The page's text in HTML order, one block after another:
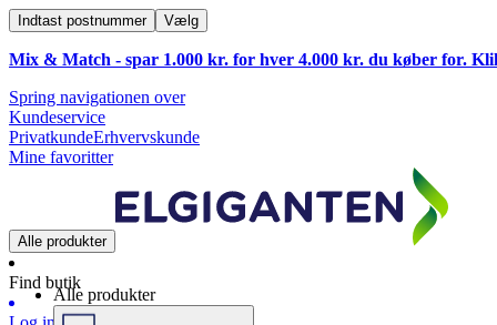
Indtast postnummer Vælg
Mix & Match - spar 1.000 kr. for hver 4.000 kr. du køber for.
Spring navigationen over
Kundeservice
PrivatkundeErhvervskunde
Mine favoritter
Alle produkter
Find butik
Alle produkter